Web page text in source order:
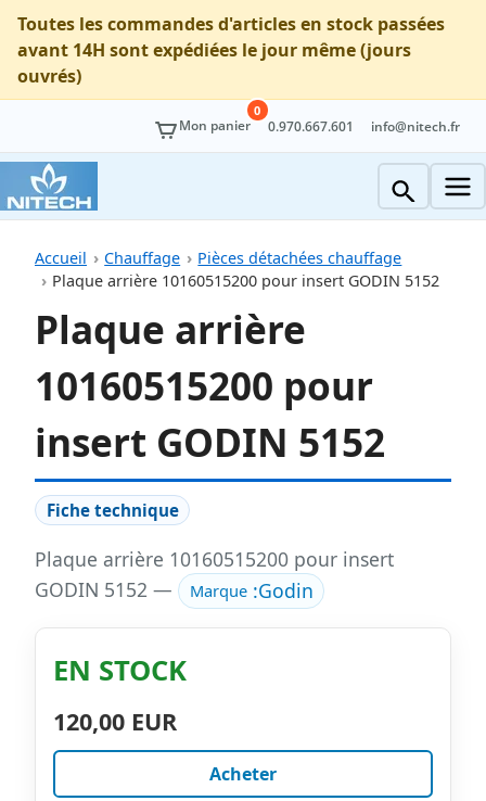
Toutes les commandes d'articles en stock passées
avant 14H sont expédiées le jour même (jours
ouvrés)
Mon panier
0
0.970.667.601 info@nitech.fr
Accueil Chauffage
Pièces détachées chauffage
Plaque arrière 10160515200 pour insert GODIN 5152
Plaque arrière
10160515200 pour
insert GODIN 5152
Fiche technique
Plaque arrière 10160515200 pour insert
GODIN 5152 —
Marque:Godin
EN STOCK
120,00 EUR
Acheter